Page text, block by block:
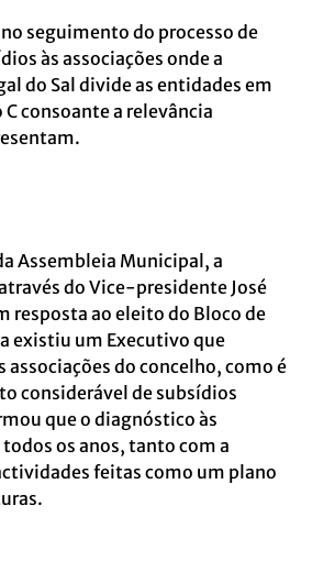
seguimento do processo de
às associações onde a
do Sal divide as entidades em
consoante a relevância
Assembleia Municipal, a
do Vice-presidente José
resposta ao eleito do Bloco de
existiu um Executivo que
associações do concelho, como é
considerável de subsídios
que o diagnóstico às
os anos, tanto com a
feitas como um plano